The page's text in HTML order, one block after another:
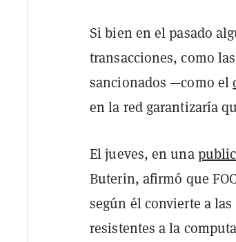
Si bien en el pasado
transacciones, como
sancionados —como el
en la red garantizaría
El jueves, en una
Buterin, afirmó que
según él convierte a
resistentes a la